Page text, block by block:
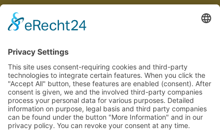
Feito com carinho na Alemanha e na Espanha
Aviso legalPolítica de privacidadeTermos Configurações de cookies
🇧🇷